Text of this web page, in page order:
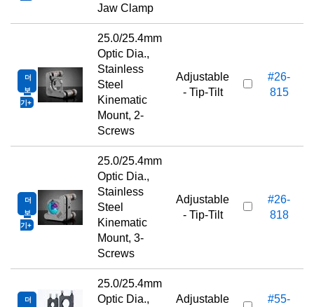
Jaw Clamp
더
보
기
25.0/25.4mm
Optic Dia.,
Stainless
Steel
Kinematic
Mount, 2-
Screws
Adjustable
- Tip-Tilt
#26-
815
더
보
기
25.0/25.4mm
Optic Dia.,
Stainless
Steel
Kinematic
Mount, 3-
Screws
Adjustable
- Tip-Tilt
#26-
818
더
25.0/25.4mm
Optic Dia.,
Adjustable
#55-